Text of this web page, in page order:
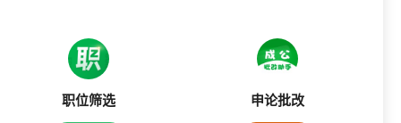
职位筛选 申论批改